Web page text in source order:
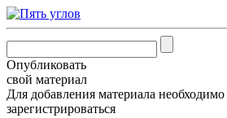
Опубликовать
свой материал
Для добавления материала необходимо
зарегистрироваться